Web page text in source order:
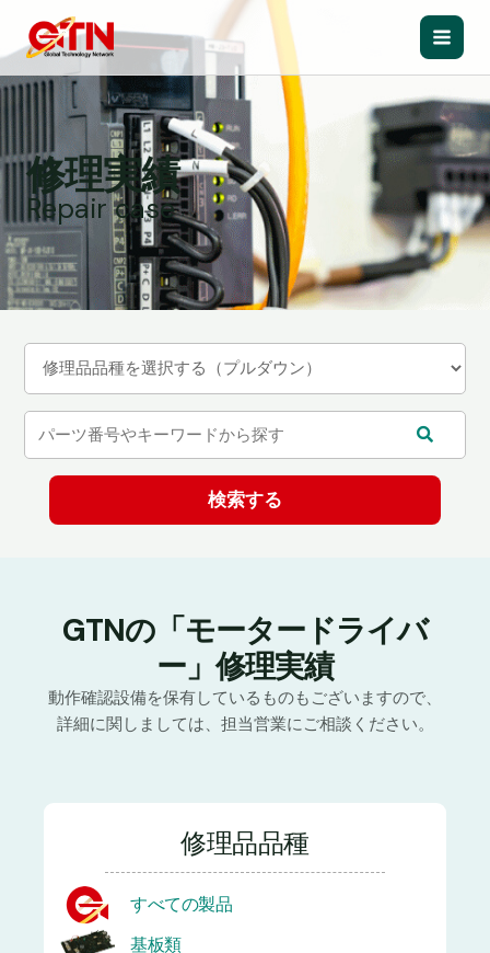
ス
プ
Main
修理実績
Repair case
GTNの「モータードライバ
ー」修理実績
動作確認設備を保有しているものもございますので、
詳細に関しましては、担当営業にご相談ください。
修理品品種
すべての製品
基板類